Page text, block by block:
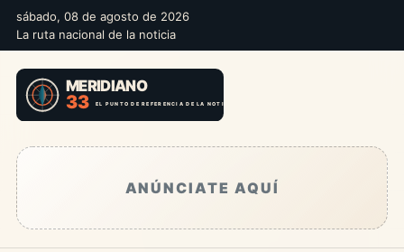
sábado, 08 de agosto de 2026
La ruta nacional de la noticia
ANÚNCIATE AQUÍ